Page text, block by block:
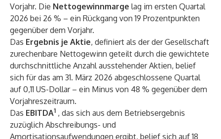
Vorjahr. Die Nettogewinnmarge lag im ersten Quartal
2026 bei 26 % – ein Rückgang von 19 Prozentpunkten
gegenüber dem Vorjahr.
Das Ergebnis je Aktie, definiert als der der Gesellschaft
zurechenbare Nettogewinn geteilt durch die gewichtete
durchschnittliche Anzahl ausstehender Aktien, belief
sich für das am 31. März 2026 abgeschlossene Quartal
auf 0,11 US-Dollar – ein Minus von 48 % gegenüber dem
Vorjahreszeitraum.
Das EBITDA1 , das sich aus dem Betriebsergebnis
zuzüglich Abschreibungs- und
Amortisationsaufwendungen ergibt, belief sich auf 18